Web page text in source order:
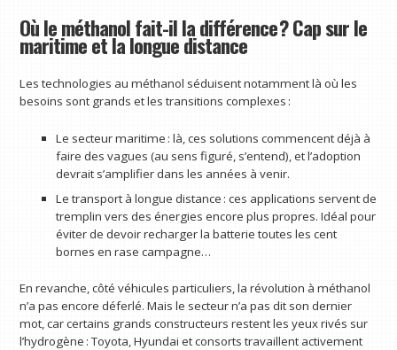
Où le méthanol fait-il la différence ? Cap sur le
maritime et la longue distance
Les technologies au méthanol séduisent notamment là où les
besoins sont grands et les transitions complexes :
Le secteur maritime : là, ces solutions commencent déjà à
faire des vagues (au sens figuré, s’entend), et l’adoption
devrait s’amplifier dans les années à venir.
Le transport à longue distance : ces applications servent de
tremplin vers des énergies encore plus propres. Idéal pour
éviter de devoir recharger la batterie toutes les cent
bornes en rase campagne…
En revanche, côté véhicules particuliers, la révolution à méthanol
n’a pas encore déferlé. Mais le secteur n’a pas dit son dernier
mot, car certains grands constructeurs restent les yeux rivés sur
l’hydrogène : Toyota, Hyundai et consorts travaillent activement